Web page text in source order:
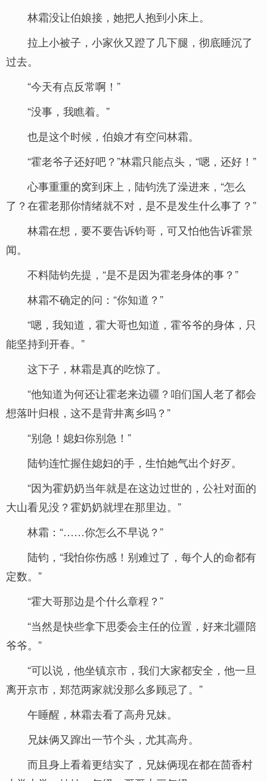
林霜没让伯娘接，她把人抱到小床上。
拉上小被子，小家伙又蹬了几下腿，彻底睡沉了
过去。
“今天有点反常啊！”
“没事，我瞧着。”
也是这个时候，伯娘才有空问林霜。
“霍老爷子还好吧？”林霜只能点头，“嗯，还好！”
心事重重的窝到床上，陆钧洗了澡进来，“怎么
了？在霍老那你情绪就不对，是不是发生什么事了？”
林霜在想，要不要告诉钧哥，可又怕他告诉霍景
闻。
不料陆钧先提，“是不是因为霍老身体的事？”
林霜不确定的问：“你知道？”
“嗯，我知道，霍大哥也知道，霍爷爷的身体，只
能坚持到开春。”
这下子，林霜是真的吃惊了。
“他知道为何还让霍老来边疆？咱们国人老了都会
想落叶归根，这不是背井离乡吗？”
“别急！媳妇你别急！”
陆钧连忙握住媳妇的手，生怕她气出个好歹。
“因为霍奶奶当年就是在这边过世的，公社对面的
大山看见没？霍奶奶就埋在那里边。”
林霜：“……你怎么不早说？”
陆钧，“我怕你伤感！别难过了，每个人的命都有
定数。”
“霍大哥那边是个什么章程？”
“当然是快些拿下思委会主任的位置，好来北疆陪
爷爷。”
“可以说，他坐镇京市，我们大家都安全，他一旦
离开京市，郑范两家就没那么多顾忌了。”
午睡醒，林霜去看了高舟兄妹。
兄妹俩又蹿出一节个头，尤其高舟。
而且身上看着更结实了，兄妹俩现在都在茴香村